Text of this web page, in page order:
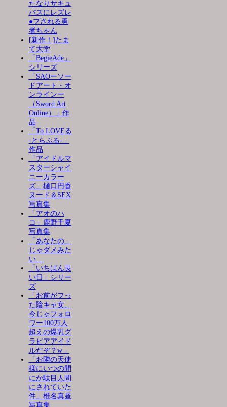
たなりサキュ
バスにレズレ
●プされる勇
者ちゃん
[新作！]たま
て大学
「BegieAde」
シリーズ
「SAOーソー
ドアート・オ
ンラインー
（Sword Art
Online）」作
品
「To LOVEる
-とらぶる-」
作品
「アイドルマ
スターシャイ
ニーカラー
ズ」樋口円香
ヌード＆SEX
写真集
「アオのハ
コ」鹿野千夏
写真集
「あなたの」
じゃダメみた
い…
「いちばん長
い日」シリー
ズ
「お前がフっ
た陰キャ女、
今じゃフォロ
ワー100万人
超えの爆乳グ
ラビアアイド
ルだぞ？w」
「お隣の天使
様にいつの間
にか駄目人間
にされていた
件」椎名真昼
写真集